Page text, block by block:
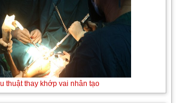
thuật thay khớp vai nhân tạo